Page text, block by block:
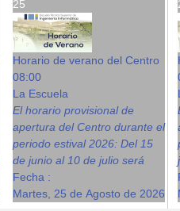
25
Horario de verano del Centro
08:00
La Escuela
El horario provisional de
apertura del Centro durante el
periodo estival 2026: Del 15
de junio al 10 de julio será
Fecha :
Martes, 25 de Agosto de 2026